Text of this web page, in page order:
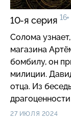
10-я серия 16+
Солома
магазина
бомбилу, он
милиции.
отца. Из
узнает, что
27 ИЮЛЯ 2024